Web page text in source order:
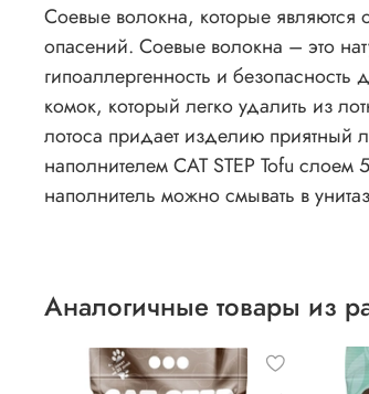
Соевые волокна, которые являются
опасений. Соевые волокна – это
гипоаллергенность и
комок, который легко удалить из
лотоса придает изделию приятный
наполнителем CAT STEP Tofu
наполнитель можно смывать в
Аналогичные товары из